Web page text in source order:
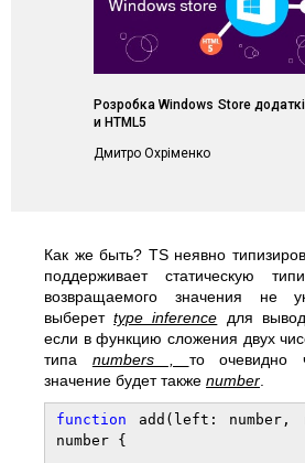
Розробка Windows Store
и HTML5
Дмитро Охріменко
Как же быть? TS неявно
поддерживает статическую
возвращаемого значения не
выберетtype inference для
если в функцию сложения двух
типа numbers , то очевидно
значение будет также number
function add(left: number,
number {